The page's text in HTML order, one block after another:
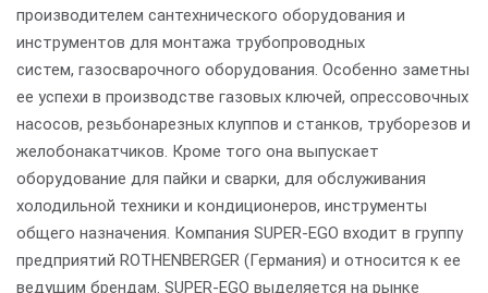
производителем сантехнического оборудования и
инструментов для монтажа трубопроводных
систем, газосварочного оборудования. Особенно заметны
ее успехи в производстве газовых ключей, опрессовочных
насосов, резьбонарезных клуппов и станков, труборезов и
желобонакатчиков. Кроме того она выпускает
оборудование для пайки и сварки, для обслуживания
холодильной техники и кондиционеров, инструменты
общего назначения. Компания SUPER-EGO входит в группу
предприятий ROTHENBERGER (Германия) и относится к ее
ведущим брендам. SUPER-EGO выделяется на рынке